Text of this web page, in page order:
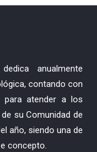
anualmente
contando con
para atender a los
su Comunidad de
año, siendo una de
concepto.